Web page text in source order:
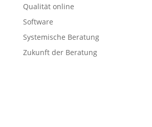
Qualität online
Software
Systemische Beratung
Zukunft der Beratung